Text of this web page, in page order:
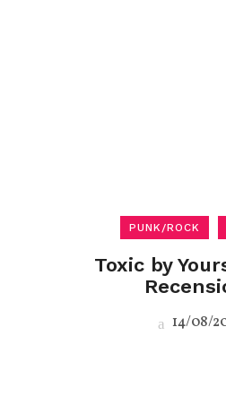
PUNK/ROCK
Toxic by
14/08/